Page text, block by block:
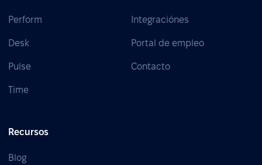
Perform
Desk
Pulse
Time
Integraciónes
Portal de empleo
Contacto
Recursos
Blog